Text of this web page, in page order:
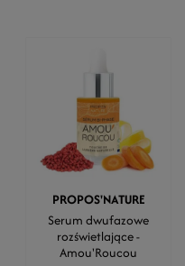
PROPOS'NATURE
Serum dwufazowe
rozświetlające -
Amou'Roucou